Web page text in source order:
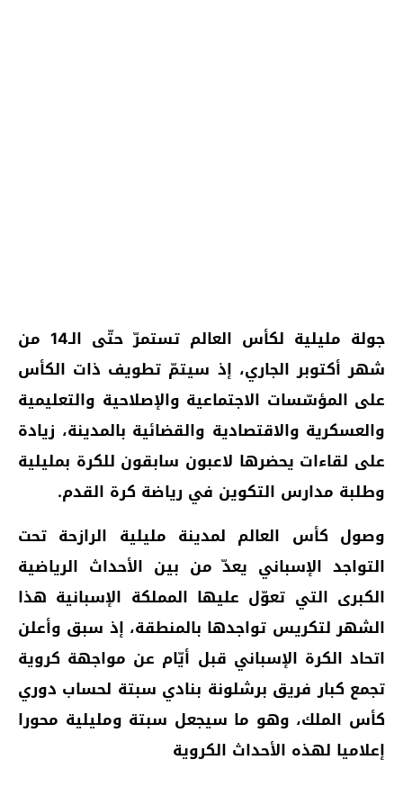
جولة مليلية لكأس العالم تستمرّ حتّى الـ14 من
شهر أكتوبر الجاري، إذ سيتمّ تطويف ذات الكأس
على المؤسّسات الاجتماعية والإصلاحية والتعليمية
والعسكرية والاقتصادية والقضائية بالمدينة، زيادة
على لقاءات يحضرها لاعبون سابقون للكرة بمليلية
وطلبة مدارس التكوين في رياضة كرة القدم.
وصول كأس العالم لمدينة مليلية الرازحة تحت
التواجد الإسباني يعدّ من بين الأحداث الرياضية
الكبرى التي تعوّل عليها المملكة الإسبانية هذا
الشهر لتكريس تواجدها بالمنطقة، إذ سبق وأعلن
اتحاد الكرة الإسباني قبل أيّام عن مواجهة كروية
تجمع كبار فريق برشلونة بنادي سبتة لحساب دوري
كأس الملك، وهو ما سيجعل سبتة ومليلية محورا
إعلاميا لهذه الأحداث الكروية